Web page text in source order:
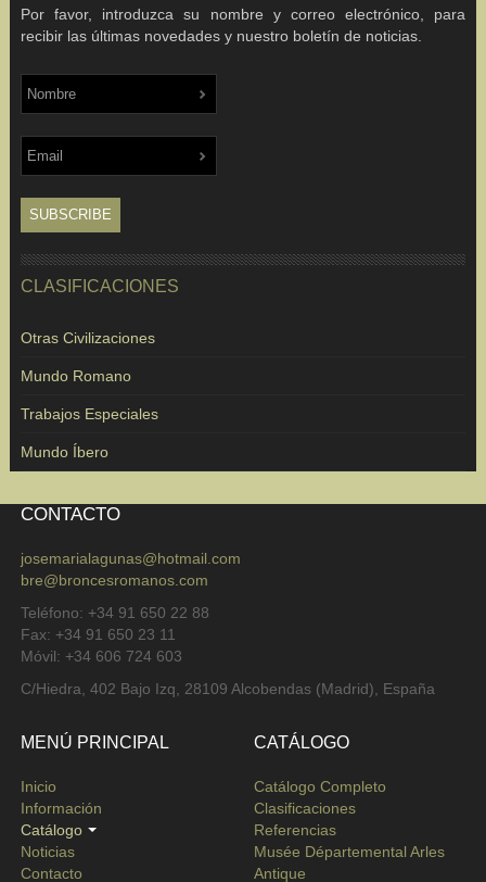
Por favor, introduzca su nombre y correo electrónico, para
recibir las últimas novedades y nuestro boletín de noticias.
CLASIFICACIONES
Otras Civilizaciones
Mundo Romano
Trabajos Especiales
Mundo Íbero
CONTACTO
josemarialagunas@hotmail.com
bre@broncesromanos.com
Teléfono: +34 91 650 22 88
Fax: +34 91 650 23 11
Móvil: +34 606 724 603
C/Hiedra, 402 Bajo Izq, 28109 Alcobendas (Madrid), España
MENÚ PRINCIPAL
Inicio
Información
Catálogo
Noticias
Contacto
CATÁLOGO
Catálogo Completo
Clasificaciones
Referencias
Musée Départemental Arles
Antique